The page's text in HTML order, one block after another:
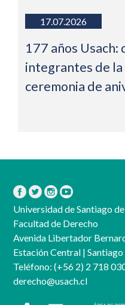
17.07.2026
177 años Usach:
integrantes de la
ceremonia de
Universidad de Santiago
Facultad de Derecho
Avenida Libertador
Estación Central |
Teléfono: (+56 2) 2 718
derecho@usach.cl